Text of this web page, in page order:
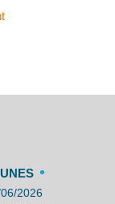
•
2026